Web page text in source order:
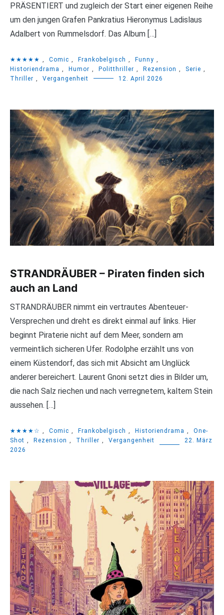
PRÄSENTIERT und zugleich der Start einer eigenen Reihe
um den jungen Grafen Pankratius Hieronymus Ladislaus
Adalbert von Rummelsdorf. Das Album […]
★★★★★ Comic Frankobelgisch Funny
Historiendrama
Humor Politthriller Rezension Serie
Thriller
Vergangenheit 12. April 2026
STRANDRÄUBER – Piraten finden sich
auch an Land
STRANDRÄUBER nimmt ein vertrautes Abenteuer-
Versprechen und dreht es direkt einmal auf links. Hier
beginnt Piraterie nicht auf dem Meer, sondern am
vermeintlich sicheren Ufer. Rodolphe erzählt uns von
einem Küstendorf, das sich mit Absicht am Unglück
anderer bereichert. Laurent Gnoni setzt dies in Bilder um,
die nach Salz riechen und nach verregnetem, kaltem Stein
aussehen. […]
★★★★☆ Comic Frankobelgisch Historiendrama
One-
Shot
Rezension Thriller Vergangenheit
22. März
2026